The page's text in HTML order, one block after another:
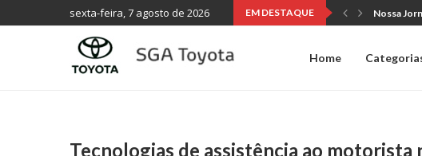
sexta-feira, 7 agosto de 2026 EM DESTAQUE Nossa
Home
Tecnologias de assistência ao motorista